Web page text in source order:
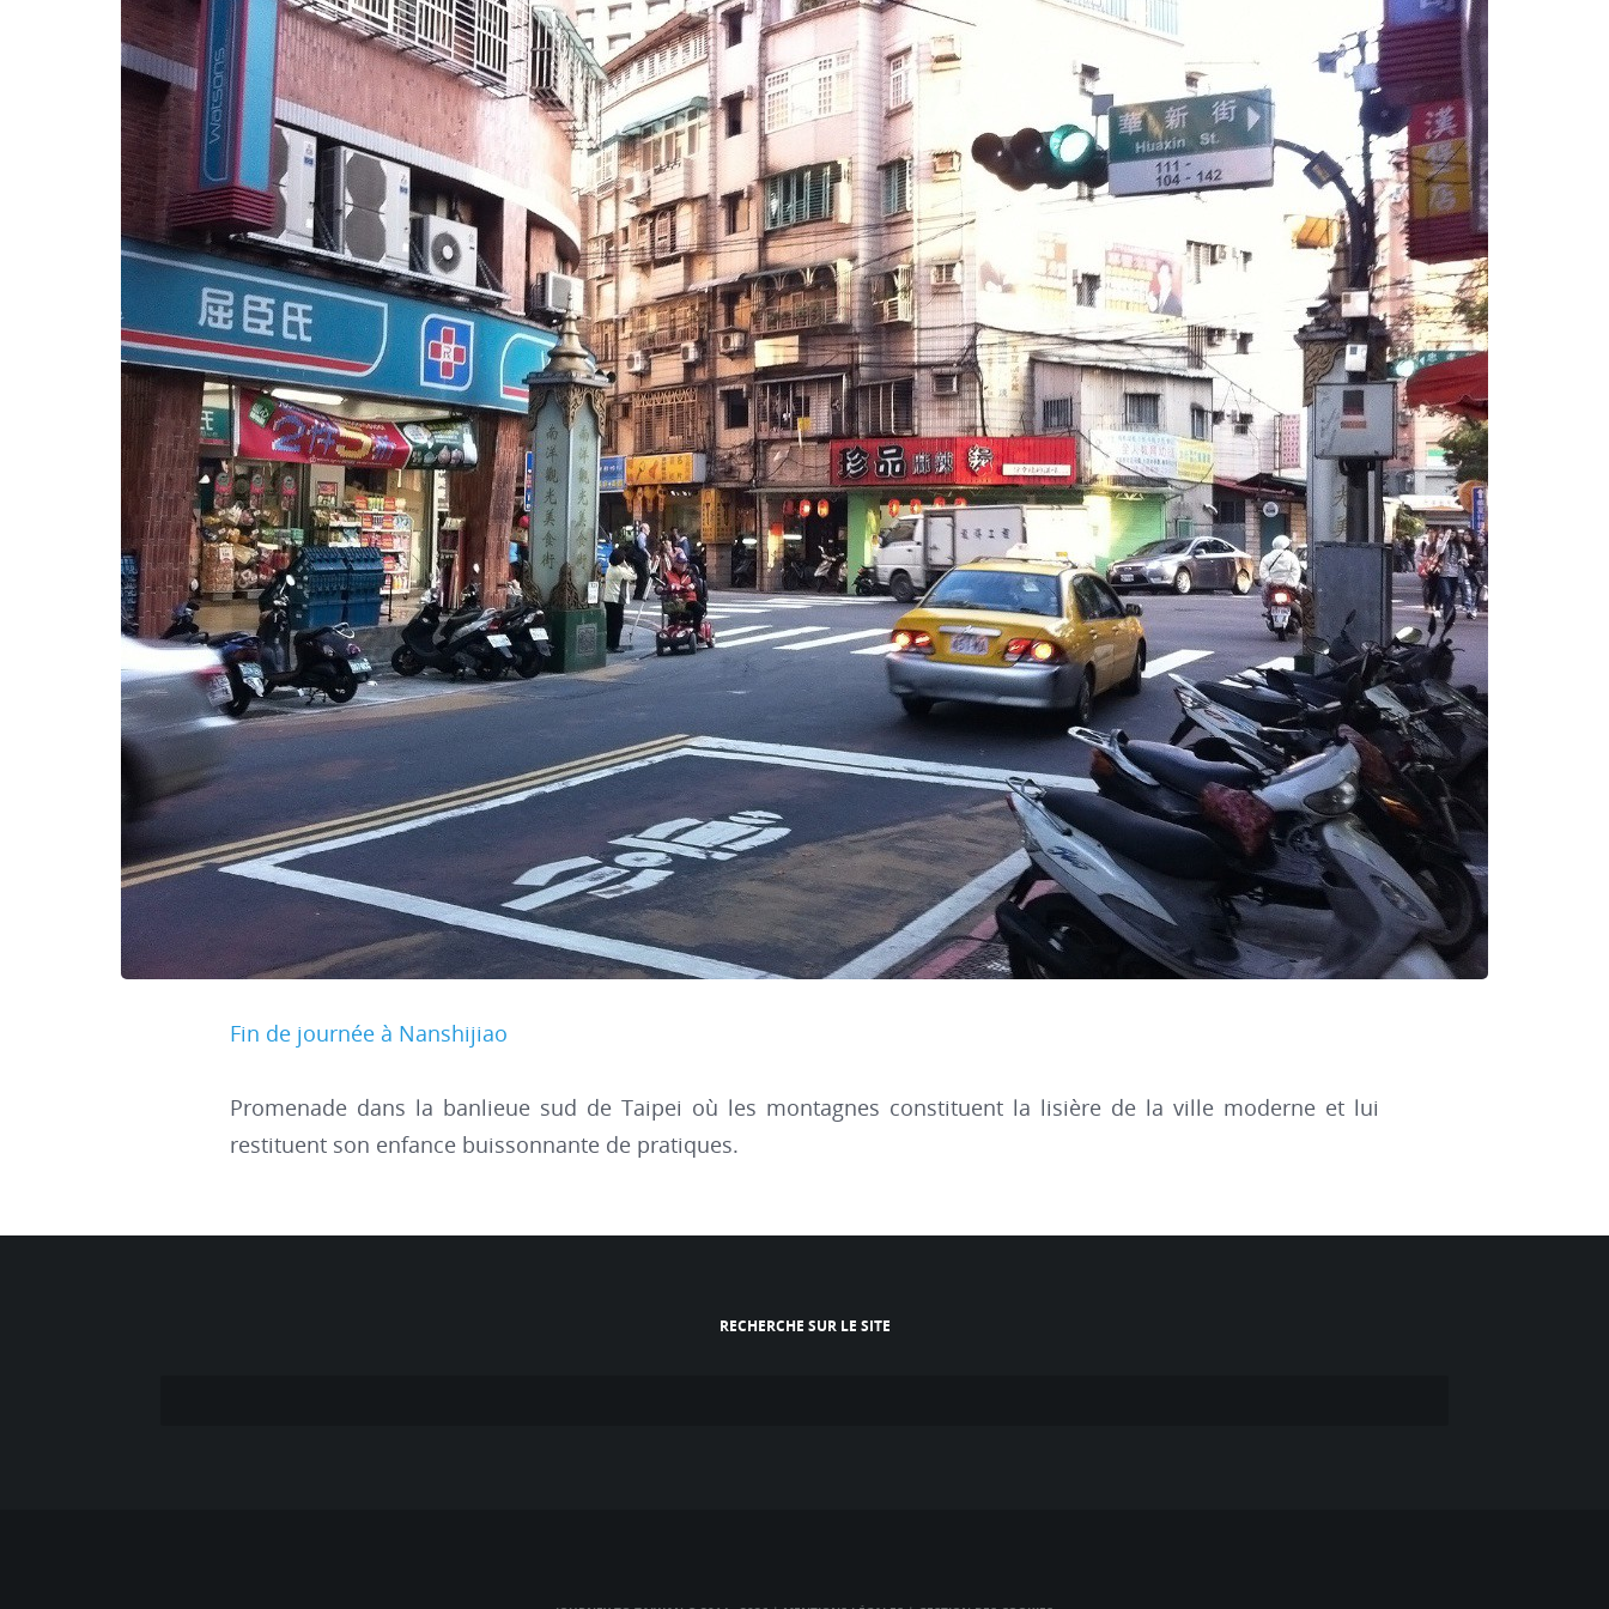
Fin de journée à Nanshijiao
Promenade dans la banlieue sud de Taipei où les montagnes constituent la lisière de la ville moderne et lui
restituent son enfance buissonnante de pratiques.
RECHERCHE SUR LE SITE